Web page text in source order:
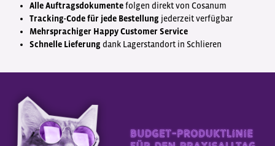
Alle Auftragsdokumentefolgen direkt von Cosanum
Tracking-Code für jede Bestellung jederzeit verfügbar
Mehrsprachiger Happy Customer Service
Schnelle Lieferung dank Lagerstandort in Schlieren